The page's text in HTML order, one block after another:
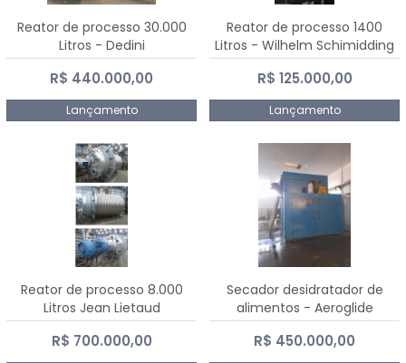
Reator de processo 30.000
Litros - Dedini
R$ 440.000,00
Lançamento
Reator de processo 1400
Litros - Wilhelm Schimidding
R$ 125.000,00
Lançamento
Reator de processo 8.000
Litros Jean Lietaud
R$ 700.000,00
Secador desidratador de
alimentos - Aeroglide
R$ 450.000,00